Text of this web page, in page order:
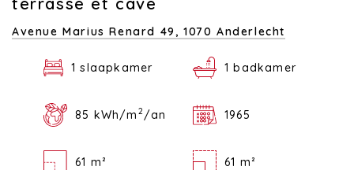
Avenue Marius Renard 49,1070 Anderlecht
1 slaapkamer 1 badkamer
85 kWh/m 2 /an 1965
61 m² 61 m²